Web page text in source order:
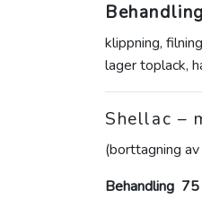
klippning,
lager toplack,
Shellac –
(borttagning
Behandling